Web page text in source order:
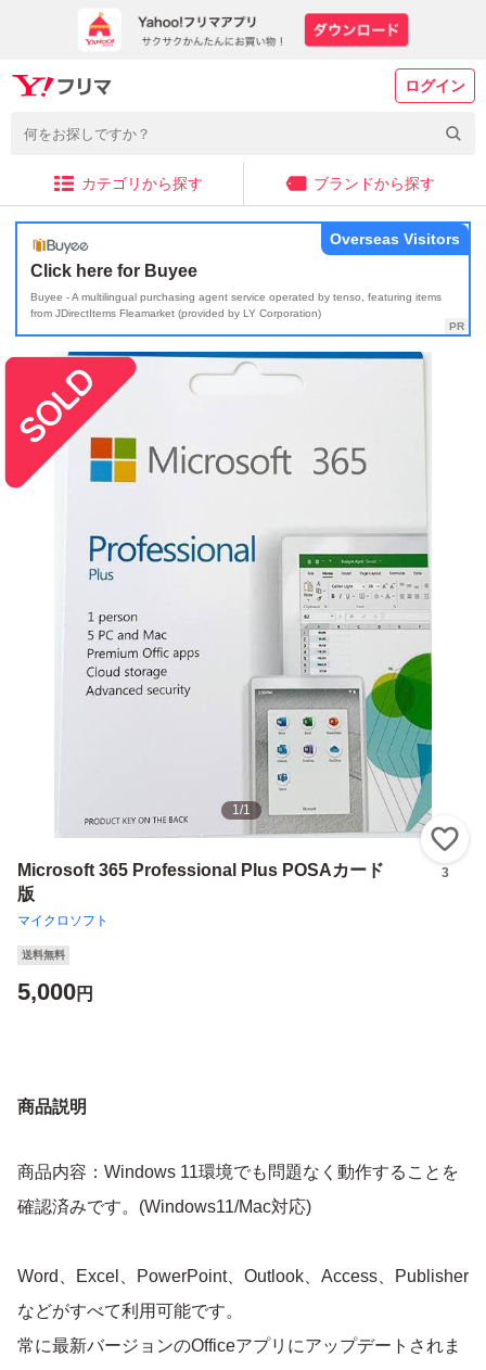
ログイン
カテゴリから探す ブランドから探す
Click here for Buyee
Buyee - A multilingual purchasing agent service operated by tenso, featuring items
from JDirectItems Fleamarket (provided by LY Corporation)
Overseas Visitors
1/1
Microsoft 365 Professional Plus POSAカード
版
マイクロソフト
3
送料無料
5,000円
商品説明
商品内容：Windows 11環境でも問題なく動作することを
確認済みです。(Windows11/Mac対応)
Word、Excel、PowerPoint、Outlook、Access、Publisher
などがすべて利用可能です。
常に最新バージョンのOfficeアプリにアップデートされま